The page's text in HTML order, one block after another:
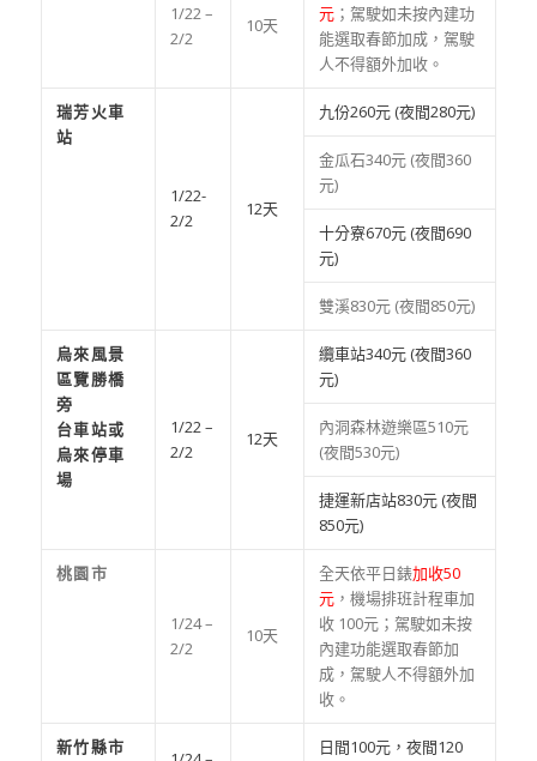
1/22 –
2/2
10天
元；駕駛如未按內建功
能選取春節加成，駕駛
人不得額外加收。
瑞芳火車
站
1/22-
2/2
12天
九份260元 (夜間280元)
金瓜石340元 (夜間360
元)
十分寮670元 (夜間690
元)
雙溪830元 (夜間850元)
烏來風景
區覽勝橋
旁
台車站或
烏來停車
場
1/22 –
2/2
12天
纜車站340元 (夜間360
元)
內洞森林遊樂區510元
(夜間530元)
捷運新店站830元 (夜間
850元)
桃園市
1/24 –
2/2
10天
全天依平日錶加收50
元，機場排班計程車加
收 100元；駕駛如未按
內建功能選取春節加
成，駕駛人不得額外加
收。
新竹縣市
日間100元，夜間120